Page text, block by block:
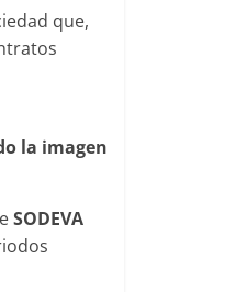
que,
la imagen
SODEVA